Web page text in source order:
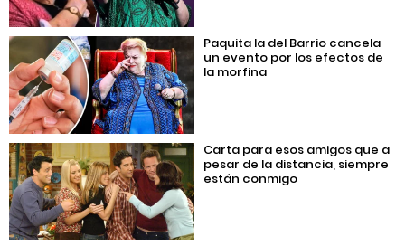
Paquita la del Barrio cancela
un evento por los efectos de
la morfina
Carta para esos amigos que a
pesar de la distancia, siempre
están conmigo